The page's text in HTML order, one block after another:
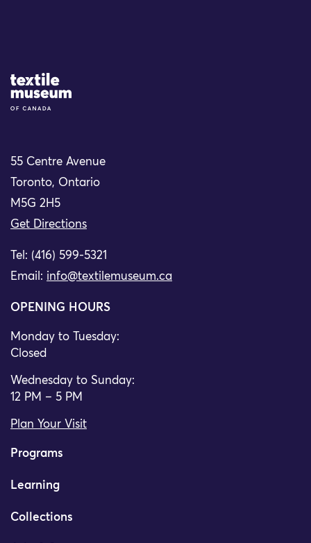
Site Logo
55 Centre Avenue
Toronto, Ontario
M5G 2H5
Get Directions
Tel: (416) 599-5321
Email: info@textilemuseum.ca
OPENING HOURS
Monday to Tuesday:
Closed
Wednesday to Sunday:
12 PM – 5 PM
Plan Your Visit
Programs
Learning
Collections